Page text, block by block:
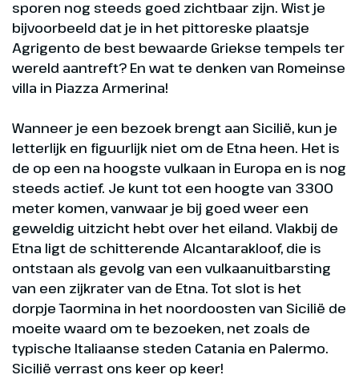
sporen nog steeds goed zichtbaar zijn. Wist je
bijvoorbeeld dat je in het pittoreske plaatsje
Agrigento de best bewaarde Griekse tempels ter
wereld aantreft? En wat te denken van Romeinse
villa in Piazza Armerina!
Wanneer je een bezoek brengt aan Sicilië, kun je
letterlijk en figuurlijk niet om de Etna heen. Het is
de op een na hoogste vulkaan in Europa en is nog
steeds actief. Je kunt tot een hoogte van 3300
meter komen, vanwaar je bij goed weer een
geweldig uitzicht hebt over het eiland. Vlakbij de
Etna ligt de schitterende Alcantarakloof, die is
ontstaan als gevolg van een vulkaanuitbarsting
van een zijkrater van de Etna. Tot slot is het
dorpje Taormina in het noordoosten van Sicilië de
moeite waard om te bezoeken, net zoals de
typische Italiaanse steden Catania en Palermo.
Sicilië verrast ons keer op keer!